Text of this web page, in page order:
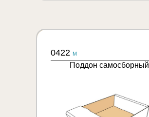
0422 M
Поддон самосборный